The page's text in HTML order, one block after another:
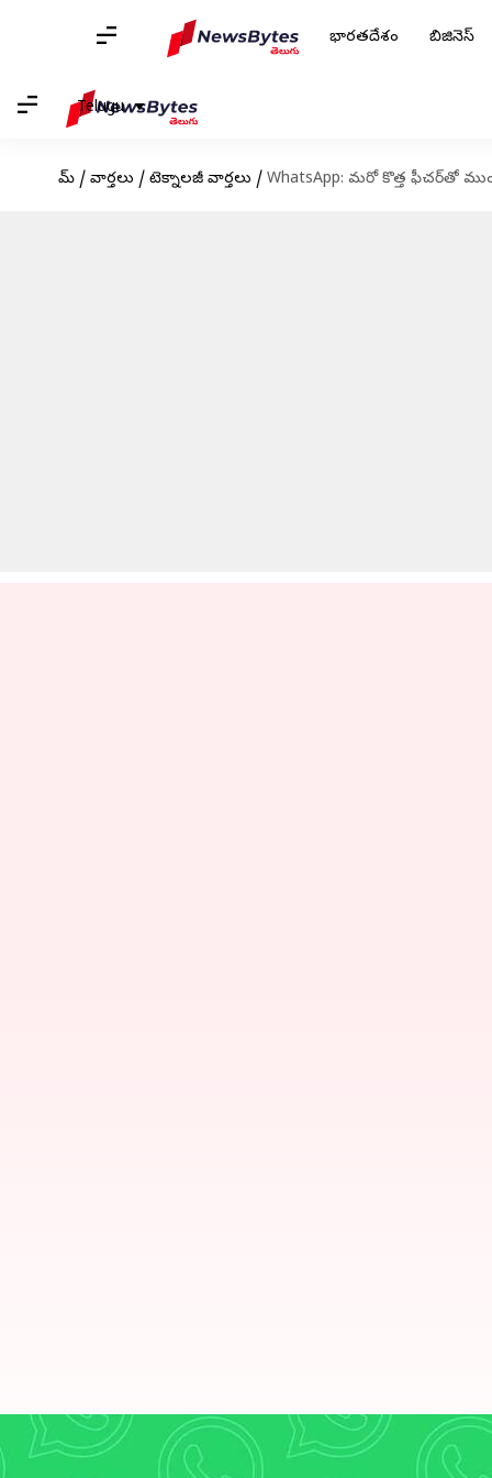
భారతదేశం బిజినెస్
Telugu
హోమ్ / వార్తలు / టెక్నాలజీ వార్తలు / WhatsApp: మరో కొత్త ఫీచర్‌తో
WhatsApp: మరో కొత్త ఫీచర్‌తో